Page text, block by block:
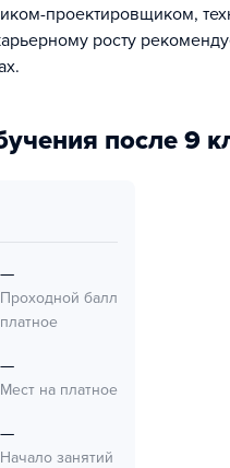
проектировщиком,
росту
после 9
—
Проходной балл
платное
—
Мест на платное
—
Начало занятий